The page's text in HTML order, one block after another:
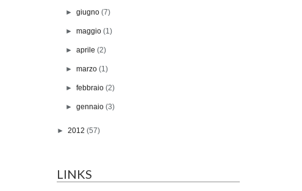
►giugno(7)
►maggio(1)
►aprile(2)
►marzo(1)
►febbraio(2)
►gennaio(3)
► 2012 (57)
LINKS